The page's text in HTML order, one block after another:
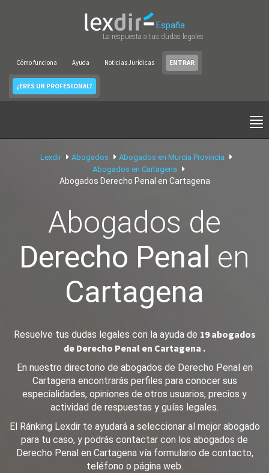
España
La respuesta a tus dudas legales
Cómo funciona Ayuda Noticias Jurídicas ENTRAR
¿ERES UN PROFESIONAL?
Lexdir Abogados
Abogados en Murcia Provincia
Abogados en Cartagena
Abogados Derecho Penal en Cartagena
Abogados de
Derecho Penal en
Cartagena
Resuelve tus dudas legales con la ayuda de 19 abogados
de Derecho Penal en Cartagena .
En nuestro directorio de abogados de Derecho Penal en
Cartagena encontrarás perfiles para conocer sus
especialidades, opiniones de otros usuarios, precios y
actividad de respuestas y guías legales.
El Ránking Lexdir te ayudará a seleccionar al mejor abogado
para tu caso, y podrás contactar con los abogados de
Derecho Penal en Cartagena vía formulario de contacto,
teléfono o página web.